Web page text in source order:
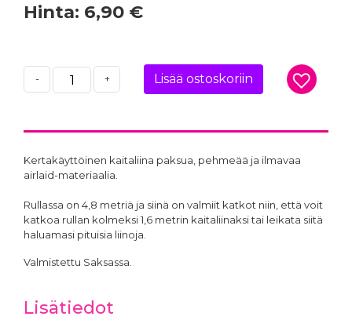
Hinta: 6,90 €
- + Lisää ostoskoriin
Kertakäyttöinen kaitaliina paksua, pehmeää ja ilmavaa
airlaid-materiaalia.
Rullassa on 4,8 metriä ja siinä on valmiit katkot niin, että voit
katkoa rullan kolmeksi 1,6 metrin kaitaliinaksi tai leikata siitä
haluamasi pituisia liinoja.
Valmistettu Saksassa.
Lisätiedot